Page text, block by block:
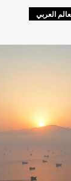
العربي